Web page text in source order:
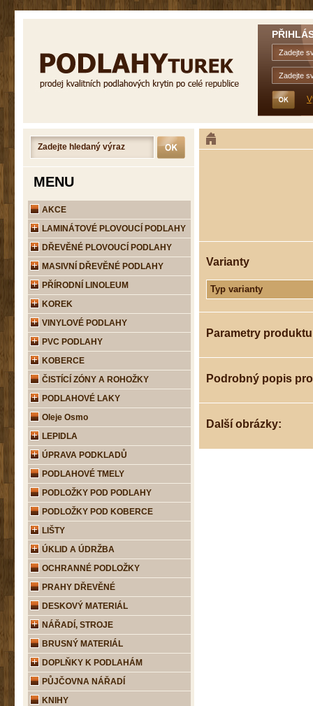
Varianty
Typ varianty
Parametry produktu
Podrobný popis
Další obrázky:
MENU
AKCE
LAMINÁTOVÉ PLOVOUCÍ PODLAHY
DŘEVĚNÉ PLOVOUCÍ PODLAHY
MASIVNÍ DŘEVĚNÉ PODLAHY
PŘÍRODNÍ LINOLEUM
KOREK
VINYLOVÉ PODLAHY
PVC PODLAHY
KOBERCE
ČISTÍCÍ ZÓNY A ROHOŽKY
PODLAHOVÉ LAKY
Oleje Osmo
LEPIDLA
ÚPRAVA PODKLADŮ
PODLAHOVÉ TMELY
PODLOŽKY POD PODLAHY
PODLOŽKY POD KOBERCE
LIŠTY
ÚKLID A ÚDRŽBA
OCHRANNÉ PODLOŽKY
PRAHY DŘEVĚNÉ
DESKOVÝ MATERIÁL
NÁŘADÍ, STROJE
BRUSNÝ MATERIÁL
DOPLŇKY K PODLAHÁM
PŮJČOVNA NÁŘADÍ
KNIHY